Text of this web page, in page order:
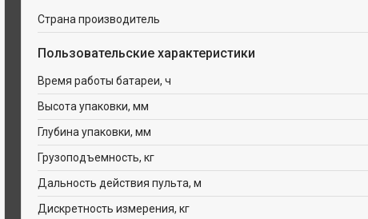
Страна производитель
Пользовательские характеристики
Время работы батареи, ч
Высота упаковки, мм
Глубина упаковки, мм
Грузоподъемность, кг
Дальность действия пульта, м
Дискретность измерения, кг